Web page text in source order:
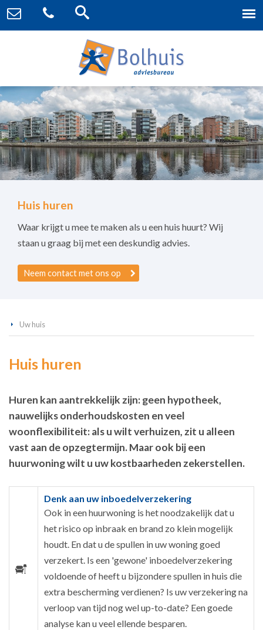
Huis huren
Waar krijgt u mee te maken als u een huis huurt? Wij
staan u graag bij met een deskundig advies.
Neem contact met ons op
Uw huis
Huis huren
Huren kan aantrekkelijk zijn: geen hypotheek,
nauwelijks onderhoudskosten en veel
woonflexibiliteit: als u wilt verhuizen, zit u alleen
vast aan de opzegtermijn. Maar ook bij een
huurwoning wilt u uw kostbaarheden zekerstellen.
Denk aan uw inboedelverzekering
Ook in een huurwoning is het noodzakelijk dat u
het risico op inbraak en brand zo klein mogelijk
houdt. En dat u de spullen in uw woning goed
verzekert. Is een 'gewone' inboedelverzekering
voldoende of heeft u bijzondere spullen in huis die
extra bescherming verdienen? Is uw verzekering na
verloop van tijd nog wel up-to-date? Een goede
analyse kan u veel ellende besparen.